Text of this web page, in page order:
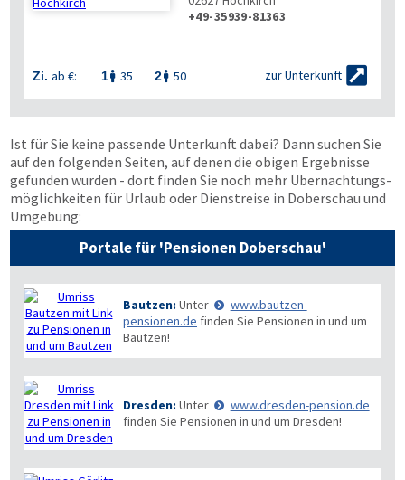
+49-35939-81363
Zi. ab €: 1 35 2 50 zur Unterkunft 
Ist für Sie keine passende Unterkunft dabei? Dann suchen Sie
auf den folgenden Seiten, auf denen die obigen Ergebnisse
gefunden wurden - dort finden Sie noch mehr Übernachtungs­
möglichkeiten für Urlaub oder Dienstreise in Doberschau und
Umgebung:
Portale für 'Pensionen Doberschau'
Bautzen: Unter
www.bautzen-
pensionen.de finden Sie Pensionen in und um
Bautzen!
Dresden: Unter
www.dresden-pension.de
finden Sie Pensionen in und um Dresden!